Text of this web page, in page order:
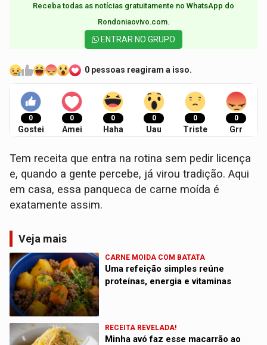
Receba todas as notícias gratuitamente no WhatsApp do
Rondoniaovivo.com.​
ENTRAR NO GRUPO
0 pessoas reagiram a isso.
0
Gostei
0
Amei
0
Haha
0
Uau
0
Triste
0
Grr
Tem receita que entra na rotina sem pedir licença
e, quando a gente percebe, já virou tradição. Aqui
em casa, essa panqueca de carne moída é
exatamente assim.
Veja mais
CARNE MOIDA COM BATATA
Uma refeição simples reúne
proteínas, energia e vitaminas
RECEITA REVELADA!
Minha avó faz esse macarrão ao